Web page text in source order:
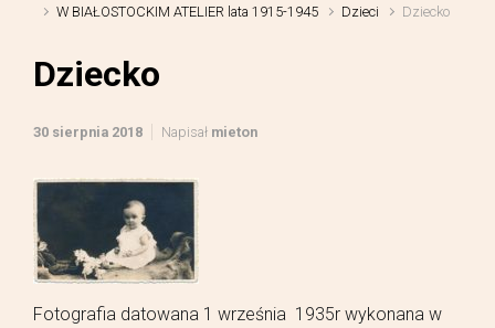
W BIAŁOSTOCKIM ATELIER lata 1915-1945
Dzieci Dziecko
Dziecko
30 sierpnia 2018 Napisał mieton
Fotografia datowana 1 września 1935r wykonana w